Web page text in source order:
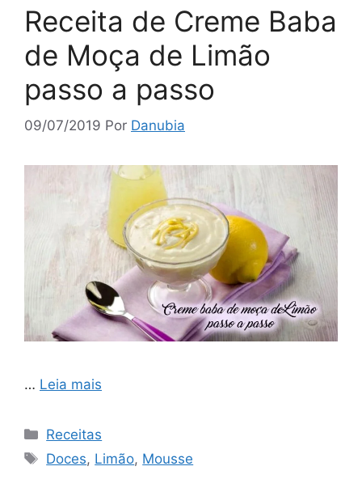
Receita de Creme Baba
de Moça de Limão
passo a passo
09/07/2019 Por Danubia
… Leia mais
Categorias
Receitas
Tags
Doces, Limão, Mousse